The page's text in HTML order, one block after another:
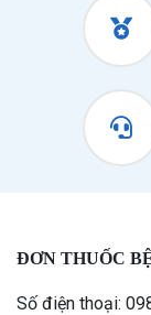
ĐƠN THUỐC
Số điện thoại: